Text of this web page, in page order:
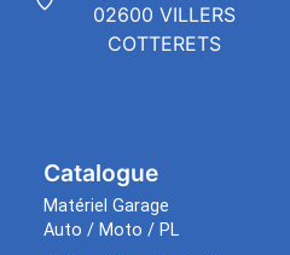
Catalogue
Matériel Garage
Auto / Moto / PL
02600 VILLERS
COTTERETS